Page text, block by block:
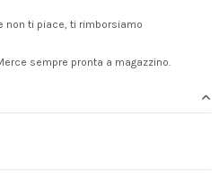
non ti piace, ti rimborsiamo
sempre pronta a magazzino.